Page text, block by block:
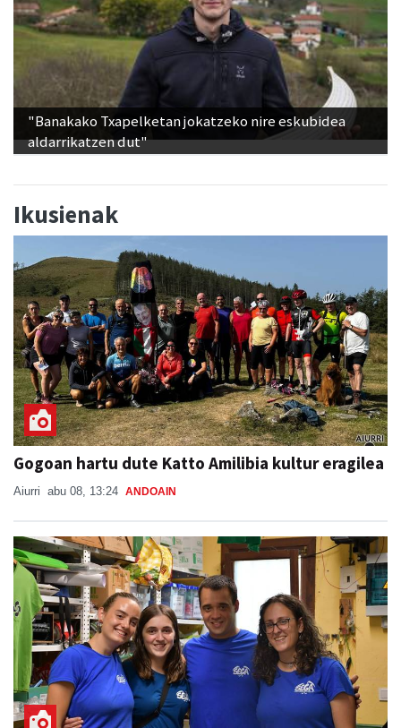
"Banakako Txapelketan jokatzeko nire eskubidea
aldarrikatzen dut"
Ikusienak
Gogoan hartu dute Katto Amilibia kultur eragilea
Aiurri abu 08, 13:24 ANDOAIN